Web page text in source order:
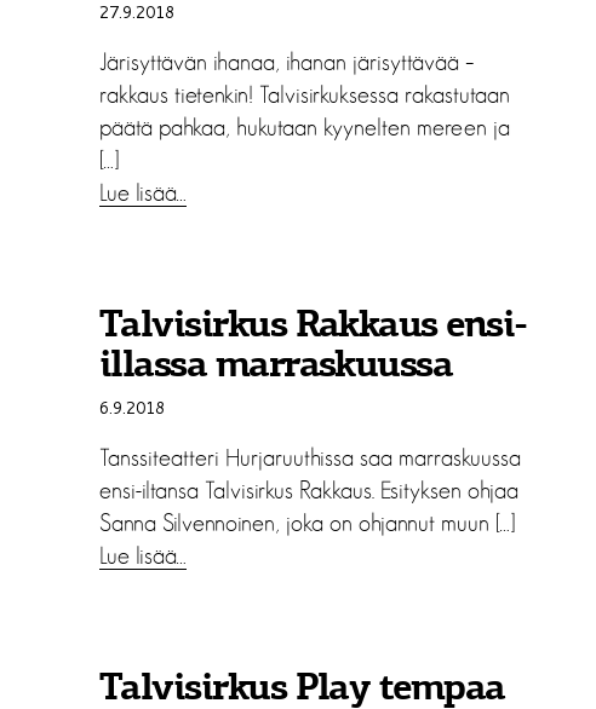
27.9.2018
Järisyttävän ihanaa, ihanan järisyttävää –
rakkaus tietenkin! Talvisirkuksessa rakastutaan
päätä pahkaa, hukutaan kyynelten mereen ja
[…]
Lue lisää…
Talvisirkus Rakkaus ensi-
illassa marraskuussa
6.9.2018
Tanssiteatteri Hurjaruuthissa saa marraskuussa
ensi-iltansa Talvisirkus Rakkaus. Esityksen ohjaa
Sanna Silvennoinen, joka on ohjannut muun […]
Lue lisää…
Talvisirkus Play tempaa